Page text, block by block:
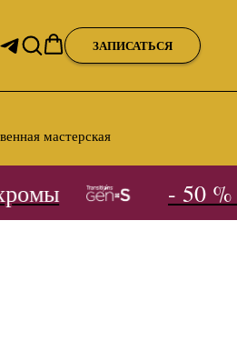
ЗАПИСАТЬСЯ
мастерская
- 50 %